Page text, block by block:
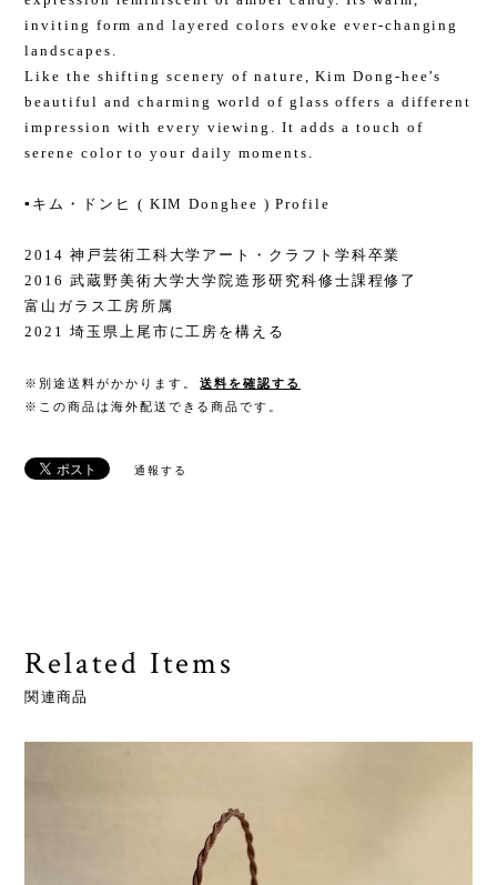
inviting form and layered colors evoke ever-changing
landscapes.
Like the shifting scenery of nature, Kim Dong-hee’s
beautiful and charming world of glass offers a different
impression with every viewing. It adds a touch of
serene color to your daily moments.
▪️キム・ドンヒ ( KIM Donghee ) Profile
2014 神戸芸術工科大学アート・クラフト学科卒業
2016 武蔵野美術大学大学院造形研究科修士課程修了
富山ガラス工房所属
2021 埼玉県上尾市に工房を構える
※別途送料がかかります。
送料を確認する
※この商品は海外配送できる商品です。
通報する
Related Items
関連商品